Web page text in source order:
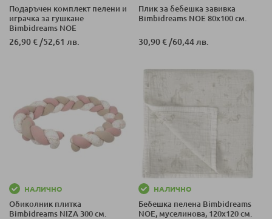
Подаръчен комплект пелени и
играчка за гушкане
Bimbidreams NOE
26,90 € /52,61 лв.
Плик за бебешка завивка
Bimbidreams NOE 80x100 см.
30,90 € /60,44 лв.
НАЛИЧНО
Обиколник плитка
Bimbidreams NIZA 300 см.
НАЛИЧНО
Бебешка пелена Bimbidreams
NOE, муселинова, 120x120 см.